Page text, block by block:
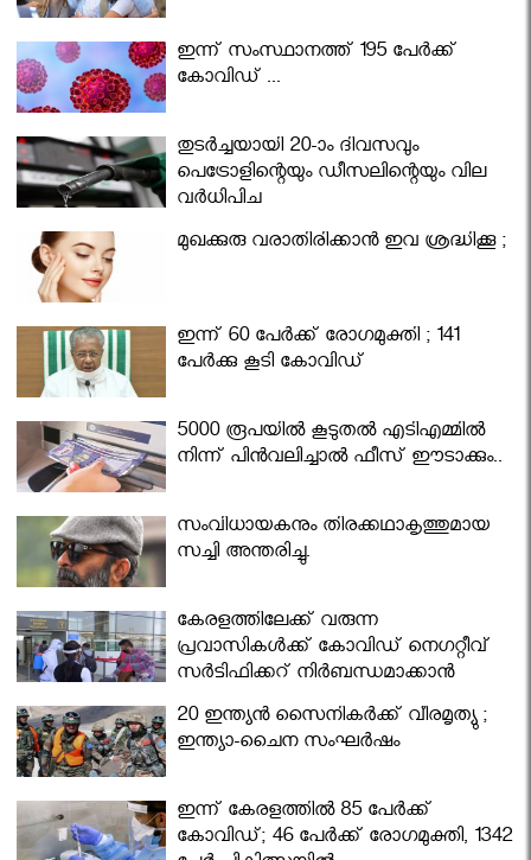
ഇന്ന് സംസ്ഥാനത്ത് 195 പേര്‍ക്ക്
കോവിഡ് ...
തുടർച്ചയായി 20-ാം ദിവസവും
പെട്രോളിന്റെയും ഡീസലിന്റെയും വില
വര്‍ധിപ്പിച്ചു
മുഖക്കുരു വരാതിരിക്കാന്‍ ഇവ ശ്രദ്ധിക്കൂ ;
ഇന്ന് 60 പേർക്ക് രോഗമുക്തി ; 141
പേര്‍ക്കു കൂടി കോവിഡ്
5000 രൂപയിൽ കൂടുതൽ എടിഎമ്മിൽ
നിന്ന് പിൻവലിച്ചാൽ ഫീസ് ഈടാക്കും..
സംവിധായകനും തിരക്കഥാകൃത്തുമായ
സച്ചി അന്തരിച്ചു.
കേരളത്തിലേക്ക് വരുന്ന
പ്രവാസികള്‍ക്ക് കോവിഡ് നെഗറ്റീവ്
സര്‍ട്ടിഫിക്കറ്റ് നിർബന്ധമാക്കാൻ
മന്ത്രിസഭ
20 ഇന്ത്യൻ സൈനികർക്ക് വീരമൃത്യു ;
ഇന്ത്യാ-ചൈന സംഘർഷം
ഇന്ന് കേരളത്തിൽ 85 പേർക്ക്
കോവിഡ്; 46 പേർക്ക് രോഗമുക്തി, 1342